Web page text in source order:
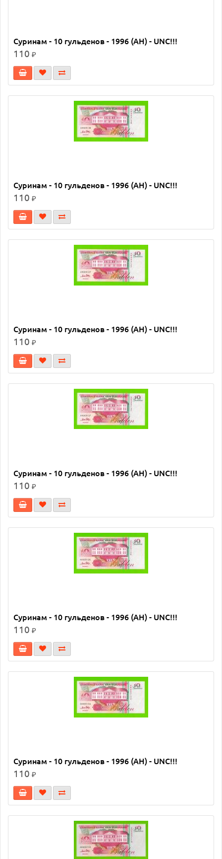
Суринам - 10 гульденов - 1996 (AH) - UNC!!!
110 ₽
Суринам - 10 гульденов - 1996 (AH) - UNC!!!
110 ₽
Суринам - 10 гульденов - 1996 (AH) - UNC!!!
110 ₽
Суринам - 10 гульденов - 1996 (AH) - UNC!!!
110 ₽
Суринам - 10 гульденов - 1996 (AH) - UNC!!!
110 ₽
Суринам - 10 гульденов - 1996 (AH) - UNC!!!
110 ₽